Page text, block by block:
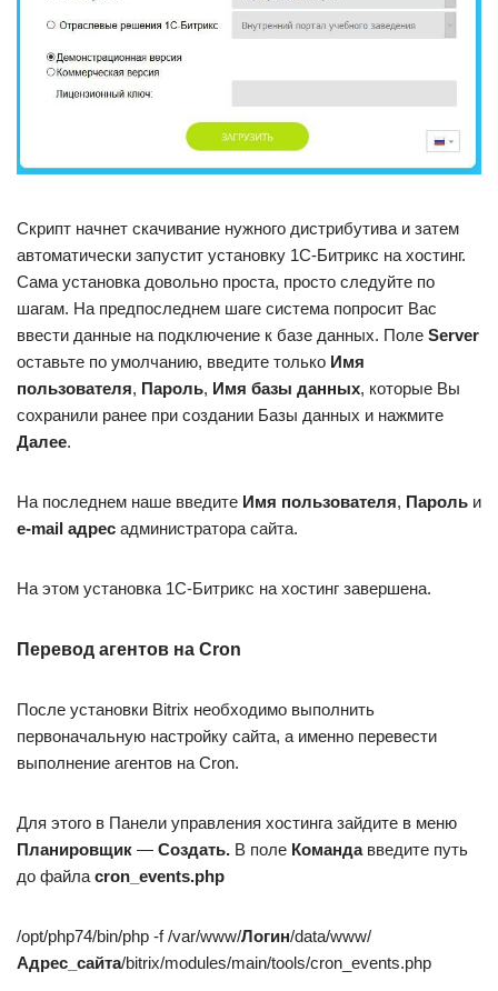
Скрипт начнет скачивание нужного дистрибутива и затем
автоматически запустит установку 1С-Битрикс на хостинг.
Сама установка довольно проста, просто следуйте по
шагам. На предпоследнем шаге система попросит Вас
ввести данные на подключение к базе данных. Поле Server
оставьте по умолчанию, введите только Имя
пользователя, Пароль, Имя базы данных, которые Вы
сохранили ранее при создании Базы данных и нажмите
Далее.
На последнем наше введите Имя пользователя, Пароль и
e-mail адрес администратора сайта.
На этом установка 1С-Битрикс на хостинг завершена.
Перевод агентов на Cron
После установки Bitrix необходимо выполнить
первоначальную настройку сайта, а именно перевести
выполнение агентов на Cron.
Для этого в Панели управления хостинга зайдите в меню
Планировщик — Создать. В поле Командавведите путь
до файла cron_events.php
/opt/php74/bin/php -f /var/www/Логин/data/www/
Адрес_сайта/bitrix/modules/main/tools/cron_events.php